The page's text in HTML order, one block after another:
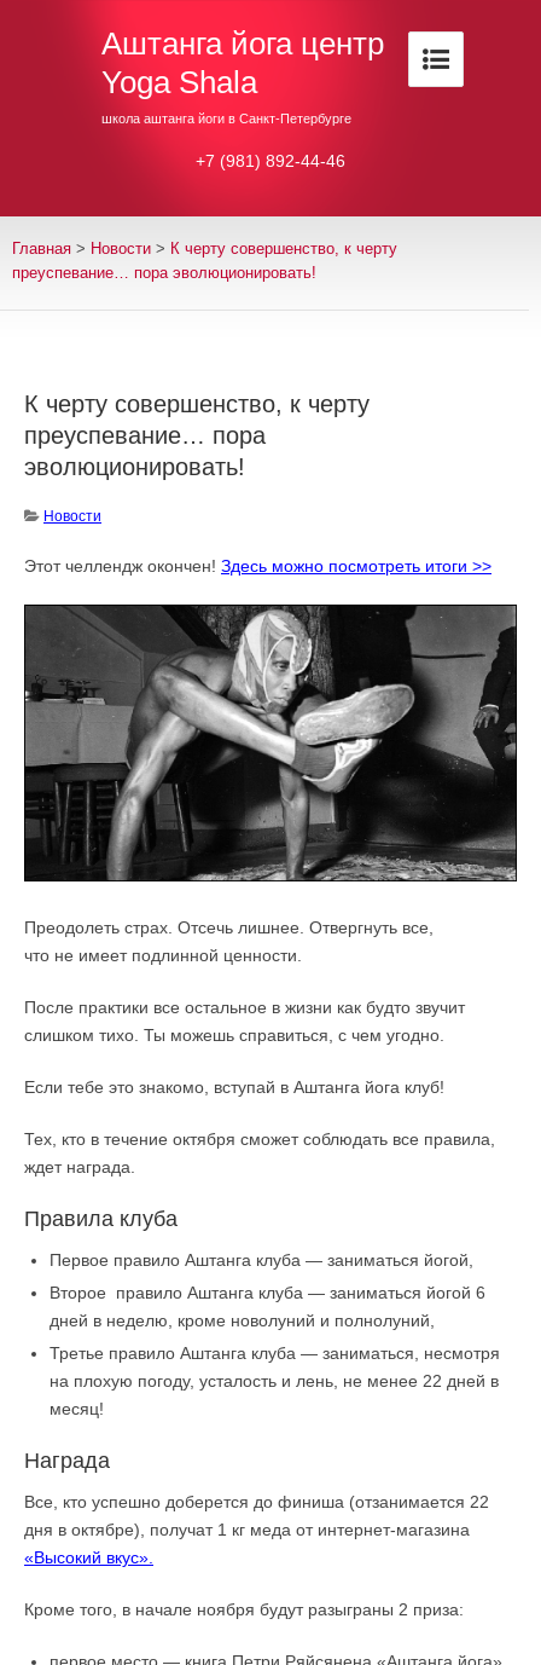
Аштанга йога центр
Yoga Shala
школа аштанга йоги в Санкт-Петербурге
+7 (981) 892-44-46
Главная > Новости > К черту совершенство, к черту
преуспевание… пора эволюционировать!
К черту совершенство, к черту
преуспевание… пора
эволюционировать!
Новости
Этот челлендж окончен! Здесь можно посмотреть итоги >>
Преодолеть страх. Отсечь лишнее. Отвергнуть все,
что не имеет подлинной ценности.
После практики все остальное в жизни как будто звучит
слишком тихо. Ты можешь справиться, с чем угодно.
Если тебе это знакомо, вступай в Аштанга йога клуб!
Тех, кто в течение октября сможет соблюдать все правила,
ждет награда.
Правила клуба
Первое правило Аштанга клуба — заниматься йогой,
Второе правило Аштанга клуба — заниматься йогой 6
дней в неделю, кроме новолуний и полнолуний,
Третье правило Аштанга клуба — заниматься, несмотря
на плохую погоду, усталость и лень, не менее 22 дней в
месяц!
Награда
Все, кто успешно доберется до финиша (отзанимается 22
дня в октябре), получат 1 кг меда от интернет-магазина
«Высокий вкус».
Кроме того, в начале ноября будут разыграны 2 приза: